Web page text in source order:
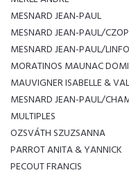
MESNARD JEAN-PAUL
MESNARD JEAN-PAUL/
MESNARD JEAN-PAUL/
MORATINOS MAUNAC
MAUVIGNER ISABELLE &
MESNARD JEAN-PAUL/
MULTIPLES
OZSVÁTH SZUZSANNA
PARROT ANITA & YANNICK
PECOUT FRANCIS